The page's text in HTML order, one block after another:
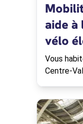
aide à
vélo
Vous
Centre-